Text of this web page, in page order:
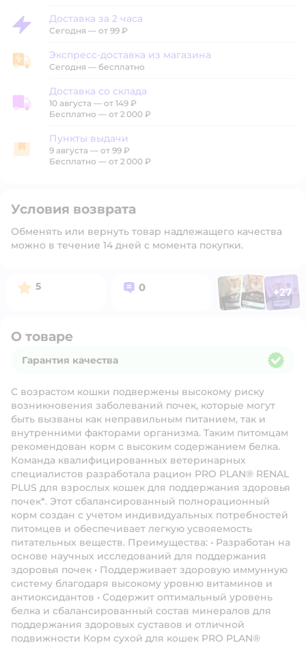
Доставка за 2 часа
Доставка за 2 часа
Сегодня — от 99 ₽
Экспресс-доставка из магазина
Экспресс-доставка из магазина
Сегодня — бесплатно
Доставка со склада
Доставка со склада
10 августа — от 149 ₽
Бесплатно — от 2 000 ₽
Пункты выдачи
Пункты выдачи
9 августа — от 99 ₽
Бесплатно — от 2 000 ₽
Условия возврата
Обменять или вернуть товар надлежащего качества
можно в течение 14 дней с момента покупки.
Рейтинг:
5 Вопросов:
0 ФотоФотоФото
+27
Открыть
О товаре
Гарантия качества
С возрастом кошки подвержены высокому риску
возникновения заболеваний почек, которые могут
быть вызваны как неправильным питанием, так и
внутренними факторами организма. Таким питомцам
рекомендован корм с высоким содержанием белка.
Команда квалифицированных ветеринарных
специалистов разработала рацион PRO PLAN® RENAL
PLUS для взрослых кошек для поддержания здоровья
почек*. Этот сбалансированный полнорационный
корм создан с учетом индивидуальных потребностей
питомцев и обеспечивает легкую усвояемость
питательных веществ. Преимущества: • Разработан на
основе научных исследований для поддержания
здоровья почек • Поддерживает здоровую иммунную
систему благодаря высокому уровню витаминов и
антиоксидантов • Содержит оптимальный уровень
белка и сбалансированный состав минералов для
поддержания здоровых суставов и отличной
подвижности Корм сухой для кошек PRO PLAN®